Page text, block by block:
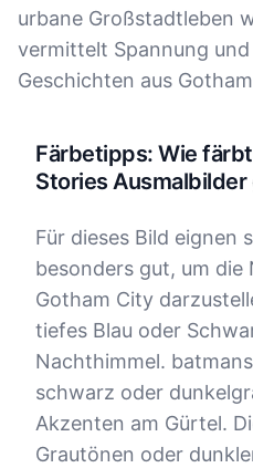
urbane Großstadtleben
vermittelt Spannung
Geschichten aus
Färbetipps: Wie
Stories Ausmalbilder
Für dieses Bild eignen
besonders gut, um
Gotham City
tiefes Blau oder
Nachthimmel.
schwarz oder
Akzenten am Gürtel.
Grautönen oder